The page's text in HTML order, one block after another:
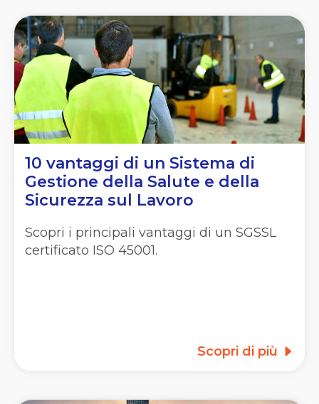
10 vantaggi di un Sistema di
Gestione della Salute e della
Sicurezza sul Lavoro
Scopri i principali vantaggi di un SGSSL
certificato ISO 45001.
Scopri di più